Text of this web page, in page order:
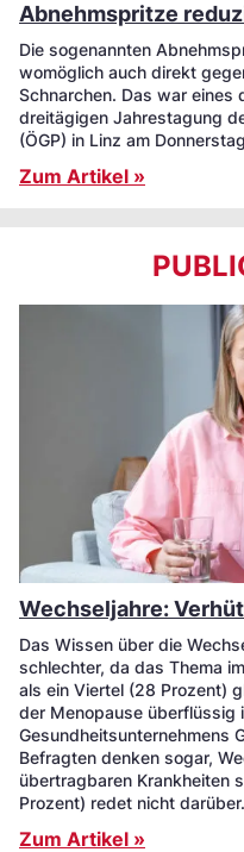
Abnehmspritze
Die sogenannten
womöglich auch direkt
Schnarchen. Das war eines
dreitägigen Jahrestagung
(ÖGP) in Linz am
Zum Artikel »
Wechseljahre:
Das Wissen über die
schlechter, da das Thema
als ein Viertel (28 Prozent)
der Menopause überflüssig
Gesundheitsunternehmens
Befragten denken sogar,
übertragbaren Krankheiten
Prozent) redet nicht darüber.
Zum Artikel »